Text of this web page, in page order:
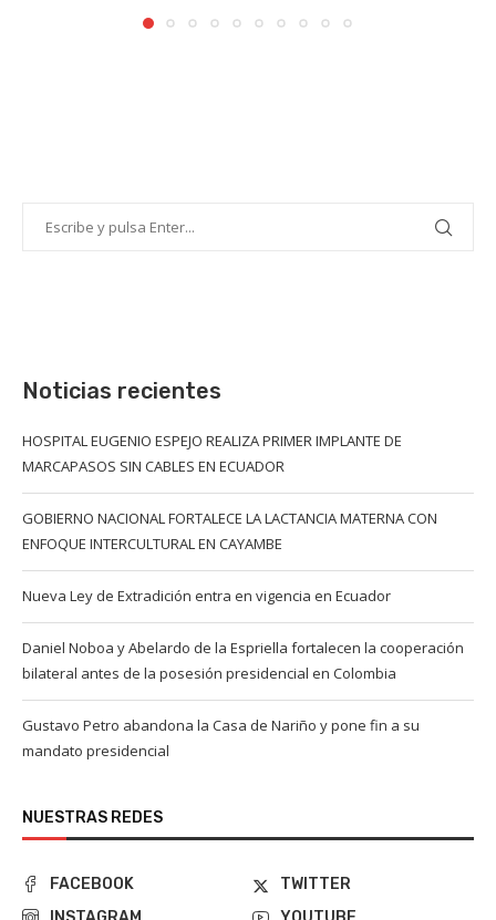
Noticias recientes
HOSPITAL EUGENIO ESPEJO REALIZA PRIMER IMPLANTE DE
MARCAPASOS SIN CABLES EN ECUADOR
GOBIERNO NACIONAL FORTALECE LA LACTANCIA MATERNA CON
ENFOQUE INTERCULTURAL EN CAYAMBE
Nueva Ley de Extradición entra en vigencia en Ecuador
Daniel Noboa y Abelardo de la Espriella fortalecen la cooperación
bilateral antes de la posesión presidencial en Colombia
Gustavo Petro abandona la Casa de Nariño y pone fin a su
mandato presidencial
NUESTRAS REDES
FACEBOOK
TWITTER